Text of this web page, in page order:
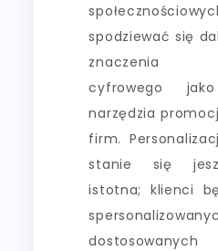
spodziewać się
znaczenia
cyfrowego
narzędzia
firm.
stanie się
istotna; klienci